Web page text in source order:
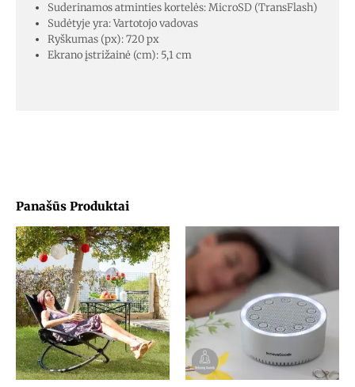
Panašūs Produktai
Suderinamos atminties kortelės: MicroSD (TransFlash)
Sudėtyje yra: Vartotojo vadovas
Ryškumas (px): 720 px
Ekrano įstrižainė (cm): 5,1 cm